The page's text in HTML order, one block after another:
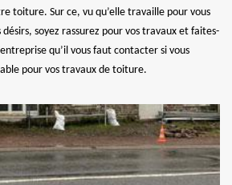
toiture. Sur ce, vu qu’elle travaille pour vous
soyez rassurez pour vos travaux et faites-
qu’il vous faut contacter si vous
pour vos travaux de toiture.